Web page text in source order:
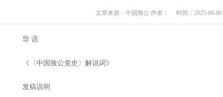
文章来源：中国致公 作者： 时间：2025-06-06
导 语
《〈中国致公党史〉解说词》
发稿说明